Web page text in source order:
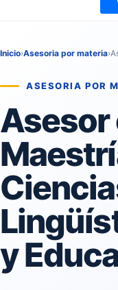
Inicio›Asesoria por materia›
ASESORIA POR
Asesor
y